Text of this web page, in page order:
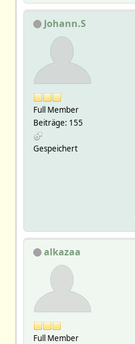
Johann.S
Full Member
Beiträge: 155
Gespeichert
alkazaa
Full Member